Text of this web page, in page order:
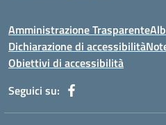
Amministrazione Trasparente
Dichiarazione di accessibilità
Obiettivi di accessibilità
Seguici su: